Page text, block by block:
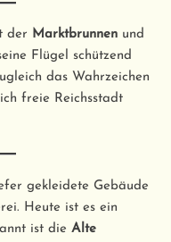
der Marktbrunnenund
Flügel schützend
das Wahrzeichen
freie Reichsstadt
gekleidete Gebäude
Heute ist es ein
ist die Alte